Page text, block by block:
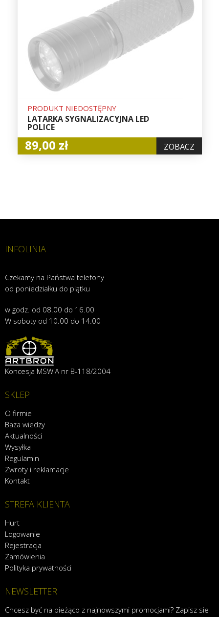
PRODUKT NIEDOSTĘPNY
LATARKA SYGNALIZACYJNA LED
POLICE
89,00 zł ZOBACZ
INFOLINIA
Czekamy na Państwa telefony
od poniedziałku do piątku
w godz. od 08.00 do 16.00
W soboty od 10.00 do 14.00
Koncesja MSWiA nr B-118/2004
SKLEP
O firmie
Baza wiedzy
Aktualności
Wysyłka
Regulamin
Zwroty i reklamacje
Kontakt
STREFA KLIENTA
Hurt
Logowanie
Rejestracja
Zamówienia
Polityka prywatności
NEWSLETTER
Chcesz być na bieżąco z najnowszymi promocjami? Zapisz sie